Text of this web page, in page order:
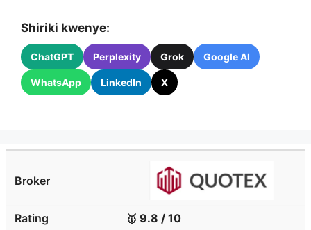
Shiriki kwenye:
ChatGPT Perplexity Grok Google AI
WhatsApp LinkedIn X
🥇 9.8 / 10